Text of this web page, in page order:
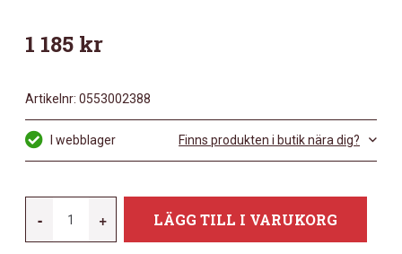
1 185 kr
Artikelnr: 0553002388
I webblager Finns produkten i butik nära dig?
-
IQ7
+ LÄGG TILL I VARUKORG